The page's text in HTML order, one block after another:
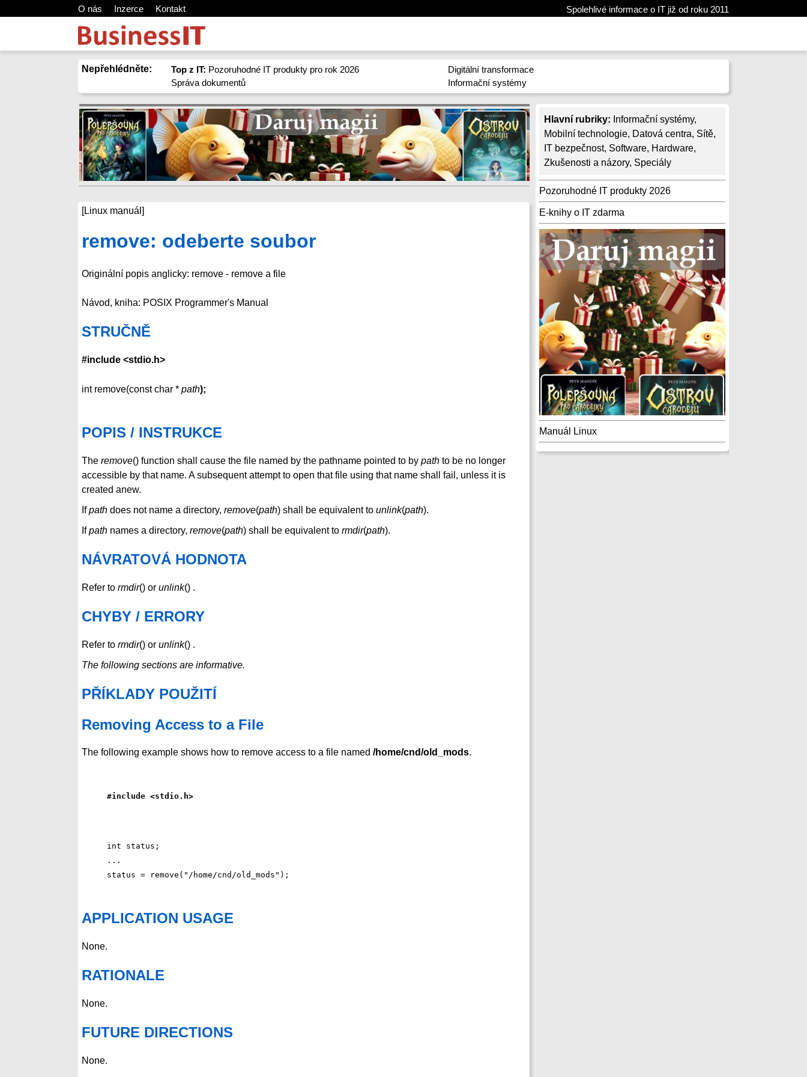
O nás Inzerce Kontakt Spolehlivé informace o IT již od roku 2011
Nepřehlédněte: Top z IT: Pozoruhodné IT produkty pro rok 2026
Správa dokumentů
Digitální transformace
Informační systémy
Hlavní rubriky: Informační systémy,
Mobilní technologie, Datová centra, Sítě,
IT bezpečnost, Software, Hardware,
Zkušenosti a názory, Speciály
Pozoruhodné IT produkty 2026
E-knihy o IT zdarma
Manuál Linux
[Linux manuál]
remove: odeberte soubor
Originální popis anglicky: remove - remove a file
Návod, kniha: POSIX Programmer's Manual
STRUČNĚ
#include <stdio.h>
int remove(const char * path);
POPIS / INSTRUKCE
The remove() function shall cause the file named by the pathname pointed to by path to be no longer
accessible by that name. A subsequent attempt to open that file using that name shall fail, unless it is
created anew.
Ifpath does not name a directory, remove(path) shall be equivalent to unlink(path).
Ifpath names a directory, remove(path) shall be equivalent to rmdir(path).
NÁVRATOVÁ HODNOTA
Refer to rmdir() or unlink() .
CHYBY / ERRORY
Refer to rmdir() or unlink() .
The following sections are informative.
PŘÍKLADY POUŽITÍ
Removing Access to a File
The following example shows how to remove access to a file named /home/cnd/old_mods.
#include <stdio.h>
int status;
...
APPLICATION USAGE
None.
RATIONALE
None.
FUTURE DIRECTIONS
None.